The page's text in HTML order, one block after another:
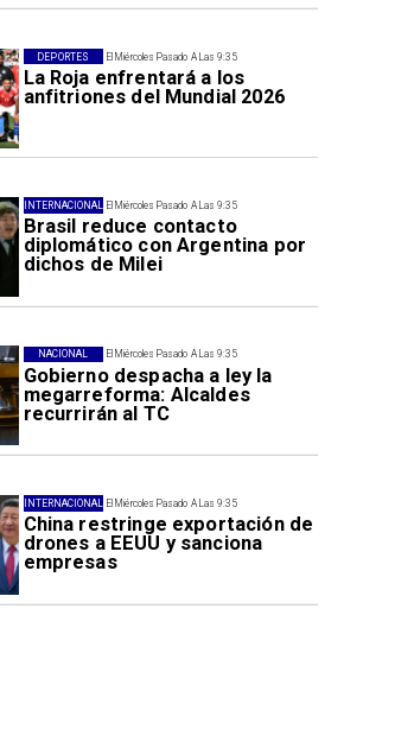
El Miércoles Pasado A Las 9:35
La Roja enfrentará a los
anfitriones del Mundial 2026
DEPORTES
El Miércoles Pasado A Las 9:35
Brasil reduce contacto
diplomático con Argentina por
dichos de Milei
INTERNACIONAL
El Miércoles Pasado A Las 9:35
Gobierno despacha a ley la
megarreforma: Alcaldes
recurrirán al TC
NACIONAL
El Miércoles Pasado A Las 9:35
China restringe exportación de
drones a EEUU y sanciona
empresas
INTERNACIONAL